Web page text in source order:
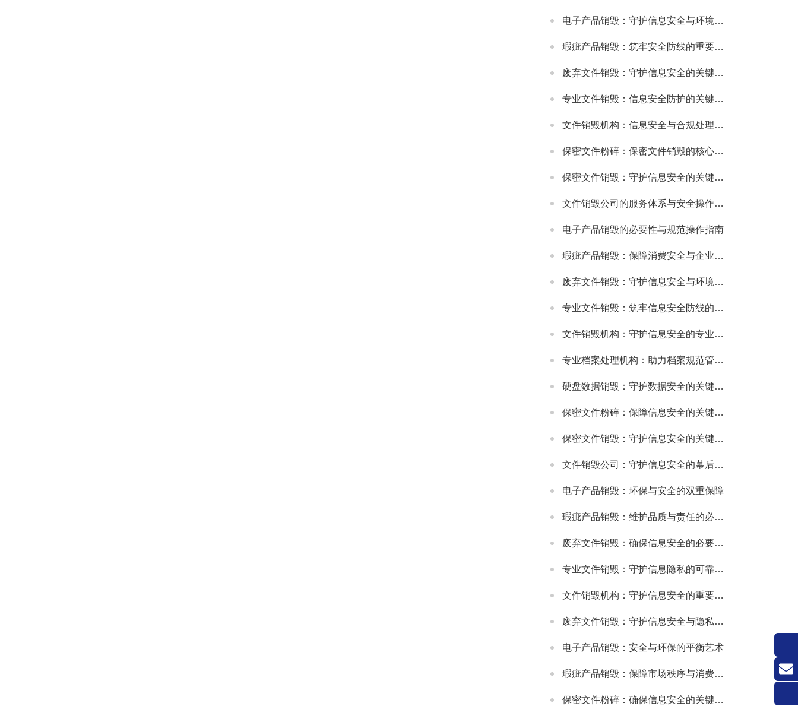
电子产品销毁：守护信息安全与环境健康的重要环节
瑕疵产品销毁：筑牢安全防线的重要举措
废弃文件销毁：守护信息安全的关键防线
专业文件销毁：信息安全防护的关键环节
文件销毁机构：信息安全与合规处理的专业选择
保密文件粉碎：保密文件销毁的核心实施方式
保密文件销毁：守护信息安全的关键环节
文件销毁公司的服务体系与安全操作规范
电子产品销毁的必要性与规范操作指南
瑕疵产品销毁：保障消费安全与企业信誉的关键举措
废弃文件销毁：守护信息安全与环境的重要环节
专业文件销毁：筑牢信息安全防线的关键环节
文件销毁机构：守护信息安全的专业服务选择
专业档案处理机构：助力档案规范管理与安全保障
硬盘数据销毁：守护数据安全的关键环节
保密文件粉碎：保障信息安全的关键步骤
保密文件销毁：守护信息安全的关键环节
文件销毁公司：守护信息安全的幕后卫士
电子产品销毁：环保与安全的双重保障
瑕疵产品销毁：维护品质与责任的必要之举
废弃文件销毁：确保信息安全的必要措施
专业文件销毁：守护信息隐私的可靠方式
文件销毁机构：守护信息安全的重要防线
废弃文件销毁：守护信息安全与隐私的关键环节
电子产品销毁：安全与环保的平衡艺术
瑕疵产品销毁：保障市场秩序与消费者权益的关键举措
保密文件粉碎：确保信息安全的关键环节